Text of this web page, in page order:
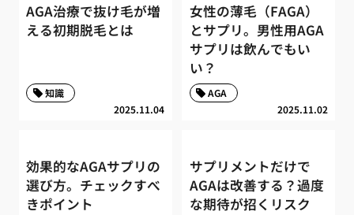
AGA治療で抜け毛が増
える初期脱毛とは
2025.11.04
知識
女性の薄毛（FAGA）
とサプリ。男性用AGA
サプリは飲んでもい
い？
2025.11.02
AGA
効果的なAGAサプリの
選び方。チェックすべ
きポイント
サプリメントだけで
AGAは改善する？過度
な期待が招くリスク